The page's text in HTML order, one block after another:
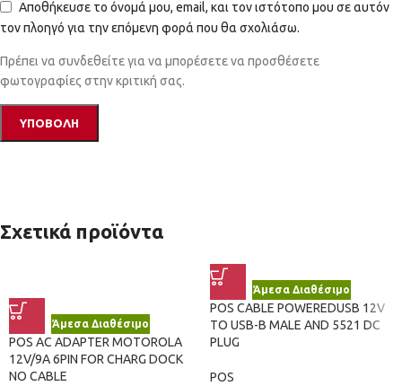
Αποθήκευσε το όνομά μου, email, και τον ιστότοπο μου σε αυτόν
τον πλοηγό για την επόμενη φορά που θα σχολιάσω.
Πρέπει να συνδεθείτε για να μπορέσετε να προσθέσετε
φωτογραφίες στην κριτική σας.
Σχετικά προϊόντα
Άμεσα Διαθέσιμο
POS AC ADAPTER MOTOROLA
12V/9A 6PIN FOR CHARG DOCK
NO CABLE
Άμεσα Διαθέσιμο
POS CABLE POWEREDUSB 12V
TO USB-B MALE AND 5521 DC
PLUG
POS